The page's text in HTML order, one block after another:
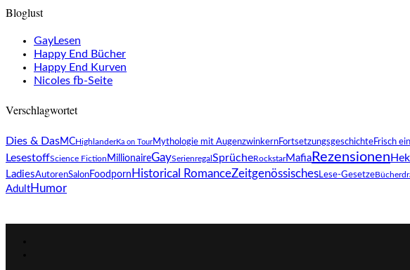
Bloglust
GayLesen
Happy End Bücher
Happy End Kurven
Nicoles fb-Seite
Verschlagwortet
Dies & DasMCHighlanderKa on TourMythologie mit AugenzwinkernFortsetzungsgeschichteFrisch
LesestoffScience Fiction MillionaireGaySerienregal SprücheRockstarMafia Rezensionen
LadiesAutorenSalonFoodporn Historical RomanceZeitgenössischesLese-Gesetze
Adult Humor